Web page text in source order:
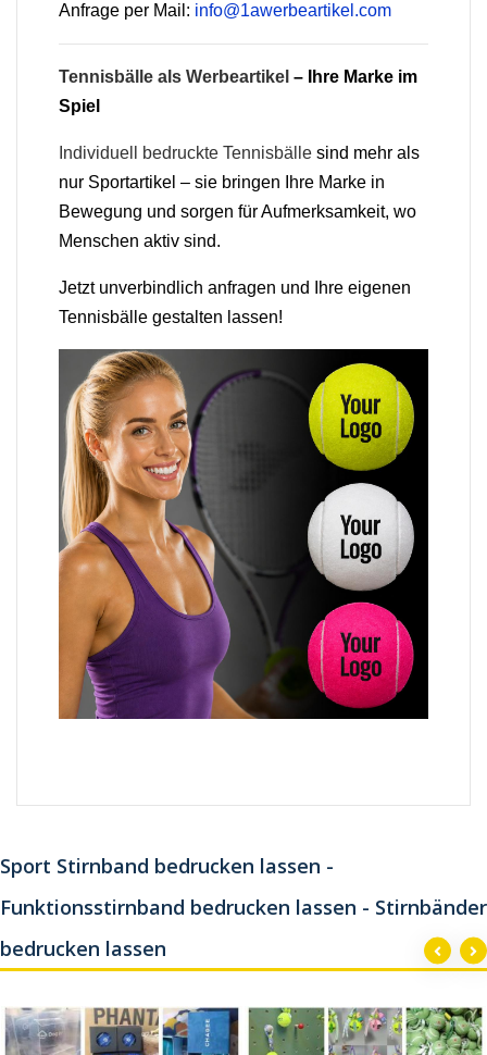
Anfrage per Mail: info@1awerbeartikel.com
Tennisbälle als Werbeartikel – Ihre Marke im
Spiel
Individuell bedruckte Tennisbälle sind mehr als
nur Sportartikel – sie bringen Ihre Marke in
Bewegung und sorgen für Aufmerksamkeit, wo
Menschen aktiv sind.
Jetzt unverbindlich anfragen und Ihre eigenen
Tennisbälle gestalten lassen!
Sport Stirnband bedrucken lassen -
Funktionsstirnband bedrucken lassen - Stirnbänder
bedrucken lassen